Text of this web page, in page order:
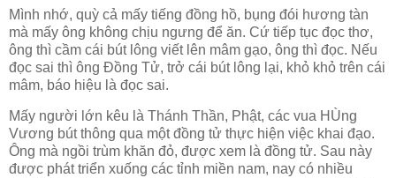
Mình nhớ, quỳ cả mấy tiếng đồng hồ, bụng đói hương tàn
mà mấy ông không chịu ngưng để ăn. Cứ tiếp tục đọc thơ,
ông thì cầm cái bút lông viết lên mâm gạo, ông thì đọc. Nếu
đọc sai thì ông Đồng Tử, trở cái bút lông lại, khỏ khỏ trên cái
mâm, báo hiệu là đọc sai.
Mấy người lớn kêu là Thánh Thần, Phật, các vua HÙng
Vương bút thông qua một đồng tử thực hiện việc khai đạo.
Ông mà ngồi trùm khăn đỏ, được xem là đồng tử. Sau này
được phát triển xuống các tỉnh miền nam, nay có nhiều